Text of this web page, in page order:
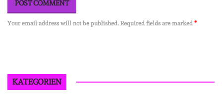
Your email address will not be published. Required fields are marked *
KATEGORIEN